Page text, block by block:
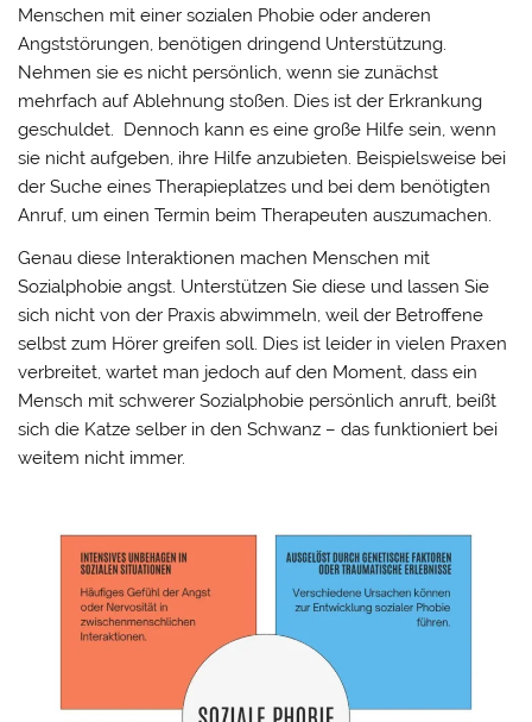
Menschen mit einer sozialen Phobie oder anderen
Angststörungen, benötigen dringend Unterstützung.
Nehmen sie es nicht persönlich, wenn sie zunächst
mehrfach auf Ablehnung stoßen. Dies ist der Erkrankung
geschuldet. Dennoch kann es eine große Hilfe sein, wenn
sie nicht aufgeben, ihre Hilfe anzubieten. Beispielsweise bei
der Suche eines Therapieplatzes und bei dem benötigten
Anruf, um einen Termin beim Therapeuten auszumachen.
Genau diese Interaktionen machen Menschen mit
Sozialphobie angst. Unterstützen Sie diese und lassen Sie
sich nicht von der Praxis abwimmeln, weil der Betroffene
selbst zum Hörer greifen soll. Dies ist leider in vielen Praxen
verbreitet, wartet man jedoch auf den Moment, dass ein
Mensch mit schwerer Sozialphobie persönlich anruft, beißt
sich die Katze selber in den Schwanz – das funktioniert bei
weitem nicht immer.